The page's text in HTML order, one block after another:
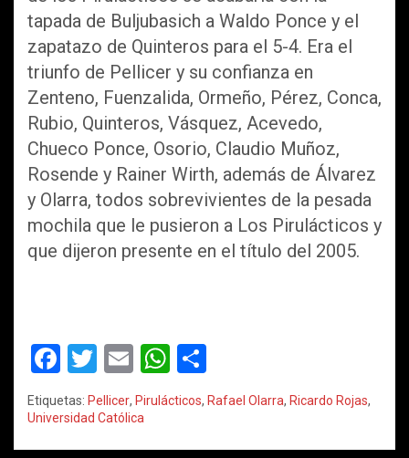
tapada de Buljubasich a Waldo Ponce y el
zapatazo de Quinteros para el 5-4. Era el
triunfo de Pellicer y su confianza en
Zenteno, Fuenzalida, Ormeño, Pérez, Conca,
Rubio, Quinteros, Vásquez, Acevedo,
Chueco Ponce, Osorio, Claudio Muñoz,
Rosende y Rainer Wirth, además de Álvarez
y Olarra, todos sobrevivientes de la pesada
mochila que le pusieron a Los Pirulácticos y
que dijeron presente en el título del 2005.
F
a
ce
b
T
wi
tt
er
E
m
ail
W
h
at
s
o
m
p
Etiquetas: Pellicer, Pirulácticos, Rafael Olarra, Ricardo Rojas,
Universidad Católica